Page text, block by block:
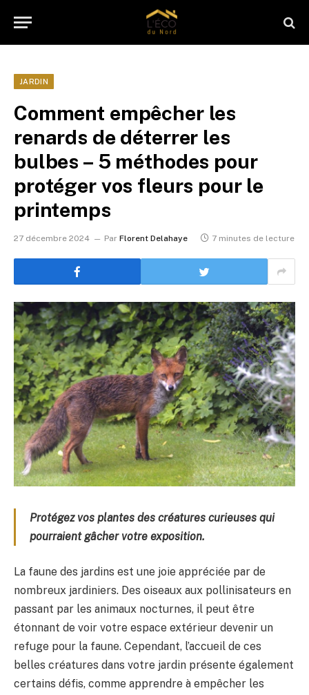
JARDIN
Comment empêcher les
renards de déterrer les
bulbes – 5 méthodes pour
protéger vos fleurs pour le
printemps
27 décembre 2024 Par Florent Delahaye 7 minutes de lecture
Protégez vos plantes des créatures curieuses qui
pourraient gâcher votre exposition.
La faune des jardins est une joie appréciée par de
nombreux jardiniers. Des oiseaux aux pollinisateurs en
passant par les animaux nocturnes, il peut être
étonnant de voir votre espace extérieur devenir un
refuge pour la faune. Cependant, l’accueil de ces
belles créatures dans votre jardin présente également
certains défis, comme apprendre à empêcher les